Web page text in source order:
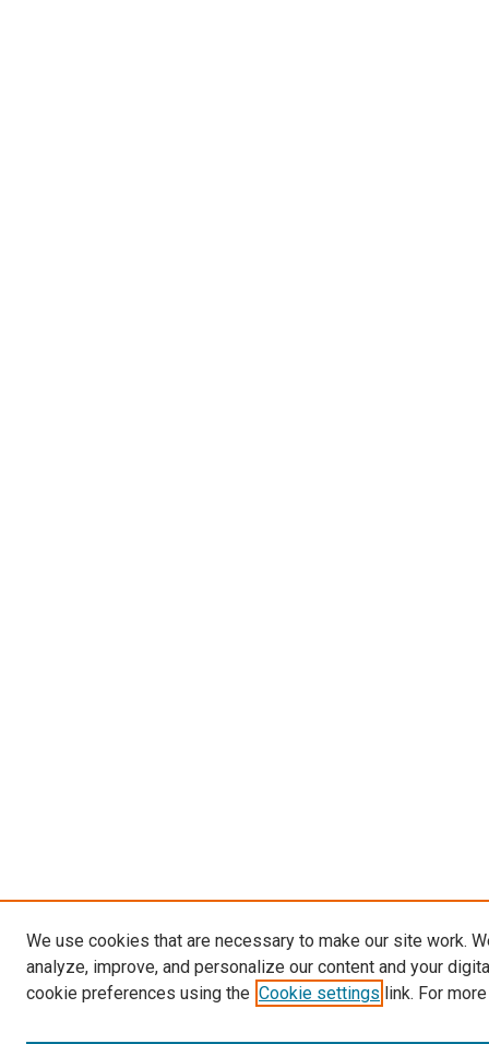
We use cookies that are necessary to make our site work.
analyze, improve, and personalize our content and your
cookie preferences using the Cookie settings link. For